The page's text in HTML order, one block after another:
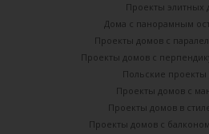
Проекты элитных
Дома с панорамным
Проекты домов с
Проекты домов с
Польские проекты
Проекты домов с
Проекты домов в
Проекты домов с